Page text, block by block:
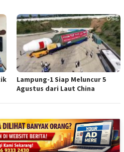
Lampung-1 Siap Meluncur 5
Agustus dari Laut China